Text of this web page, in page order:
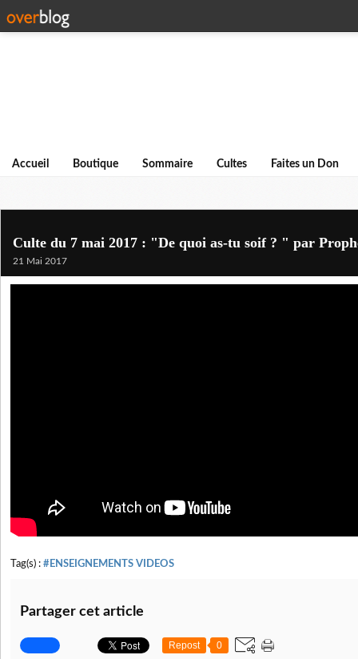
Accueil Boutique Sommaire Cultes Faites un Don
Culte du 7 mai 2017 : "De quoi as-tu soif ? " par
21 Mai 2017
Tag(s) : #ENSEIGNEMENTS VIDEOS
Partager cet article
Repost 0